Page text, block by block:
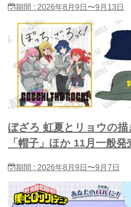
期間 : 2026年8月9日〜9月13日
ぼざろ 虹夏とリョウの描
「帽子」ほか 11月一般発
期間 : 2026年8月9日〜9月7日